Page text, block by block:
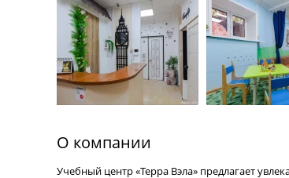
О компании
Учебный центр «Терра Вэла» предлагает